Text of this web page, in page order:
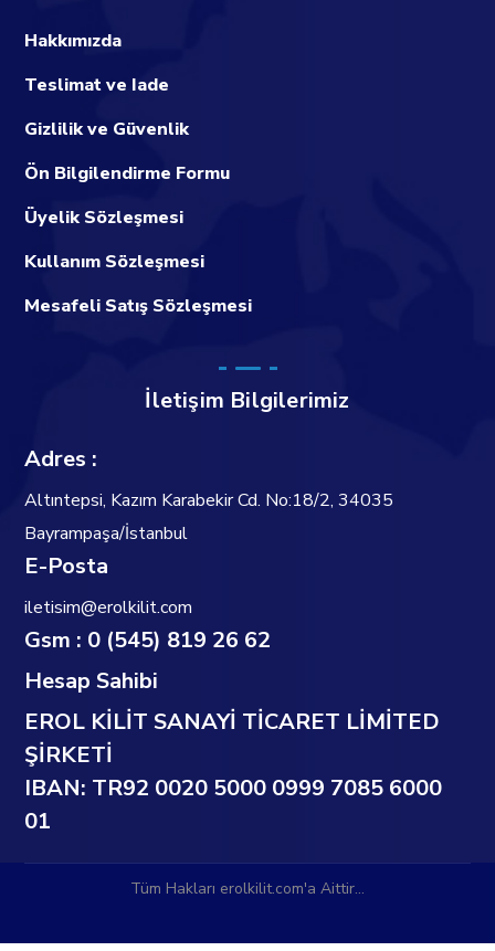
Hakkımızda
Teslimat ve Iade
Gizlilik ve Güvenlik
Ön Bilgilendirme Formu
Üyelik Sözleşmesi
Kullanım Sözleşmesi
Mesafeli Satış Sözleşmesi
İletişim Bilgilerimiz
Adres :
Altıntepsi, Kazım Karabekir Cd. No:18/2, 34035
Bayrampaşa/İstanbul
E-Posta
iletisim@erolkilit.com
Gsm : 0 (545) 819 26 62
Hesap Sahibi
EROL KİLİT SANAYİ TİCARET LİMİTED
ŞİRKETİ
IBAN: TR92 0020 5000 0999 7085 6000
01
Tüm Hakları erolkilit.com'a Aittir...